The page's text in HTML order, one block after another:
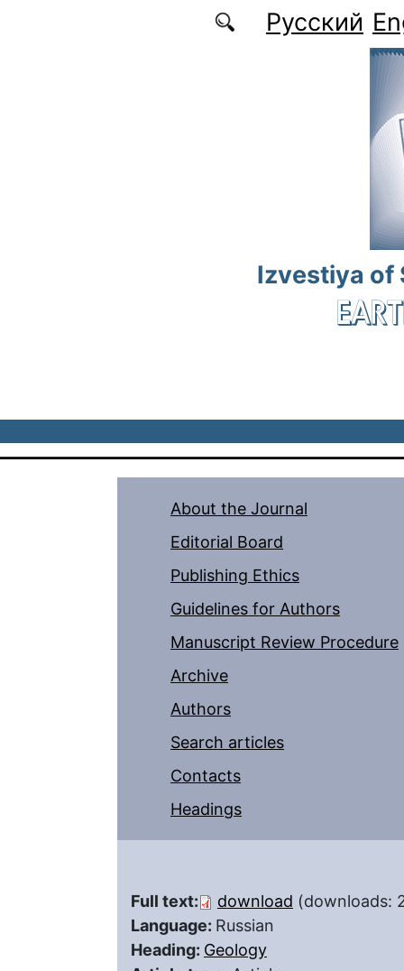
Русский
Izvestiya of
About the Journal
Editorial Board
Publishing Ethics
Guidelines for Authors
Manuscript Review Procedure
Archive
Authors
Search articles
Contacts
Headings
Full text: download (downloads:
Language: Russian
Heading: Geology